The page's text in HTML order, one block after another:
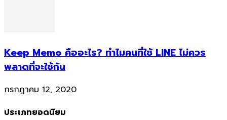
Keep Memo คืออะไร? ทำไมคนที่ใช้ LINE ไม่ควร
พลาดที่จะใช้กัน
กรกฎาคม 12, 2020
ประเภทยอดนิยม